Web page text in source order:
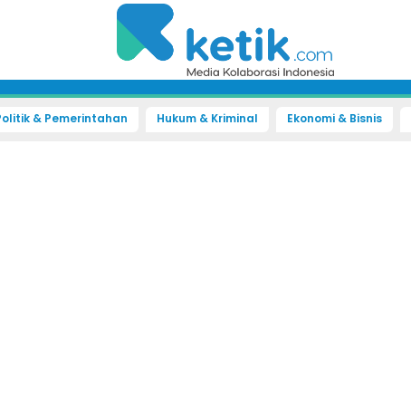
& Pemerintahan Hukum & Kriminal Ekonomi & Bisnis